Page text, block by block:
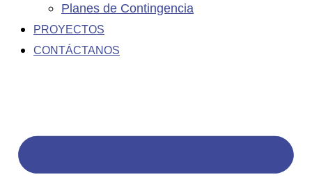
Planes de Contingencia
PROYECTOS
CONTÁCTANOS